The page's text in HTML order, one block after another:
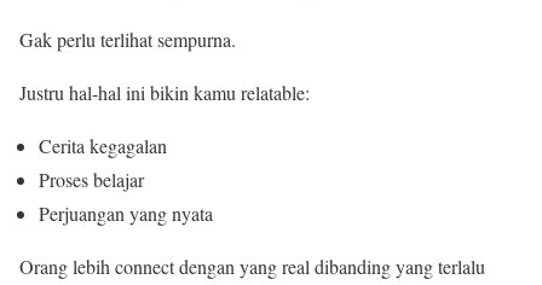
Gak perlu terlihat sempurna.
Justru hal-hal ini bikin kamu relatable:
Cerita kegagalan
Proses belajar
Perjuangan yang nyata
Orang lebih connect dengan yang real dibanding yang terlalu